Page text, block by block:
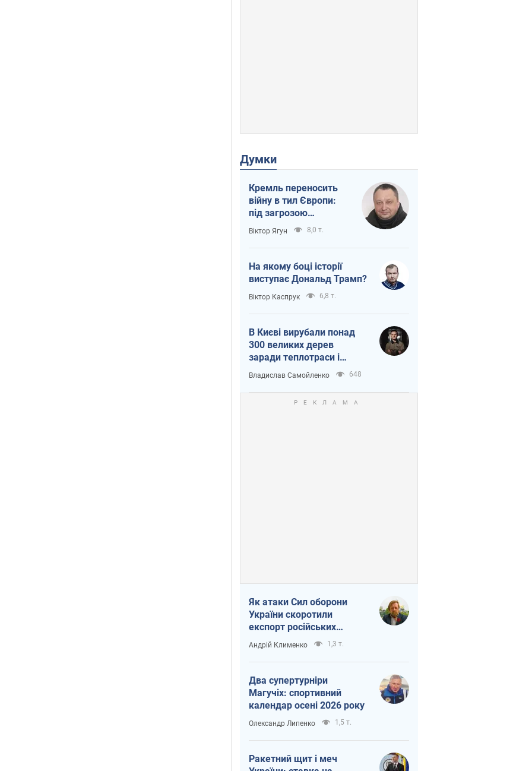
Думки
Кремль переносить
війну в тил Європи:
під загрозою
критична логістика
Віктор Ягун 8,0 т.
На якому боці історії
виступає Дональд Трамп?
Віктор Каспрук 6,8 т.
В Києві вирубали понад
300 великих дерев
заради теплотраси і
всупереч Генплану
Владислав Самойленко 648
Як атаки Сил оборони
України скоротили
експорт російських
нафтопродуктів
Андрій Клименко 1,3 т.
Два супертурніри
Магучіх: спортивний
календар осені 2026 року
Олександр Липенко 1,5 т.
Ракетний щит і меч